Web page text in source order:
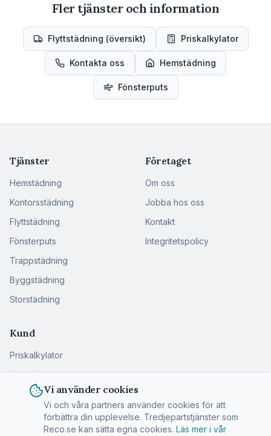
Fler tjänster och information
Flyttstädning (översikt) Priskalkylator
Kontakta oss Hemstädning
Fönsterputs
Tjänster
Hemstädning
Kontorsstädning
Flyttstädning
Fönsterputs
Trappstädning
Byggstädning
Storstädning
Företaget
Om oss
Jobba hos oss
Kontakt
Integritetspolicy
Kund
Priskalkylator
Logga in
2026 RutRent Stockholm AB · Org.nr 556393-7753. Alla
rättigheter förbehållna.
Vi använder cookies
Vi och våra partners använder cookies för att
förbättra din upplevelse. Tredjepartstjänster som
Reco.se kan sätta egna cookies. Läs mer i vår